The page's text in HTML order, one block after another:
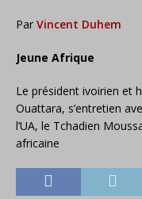
Par Vincent Duhem
Jeune Afrique
Le président ivoirien et
Ouattara, s’entretien
l’UA, le Tchadien
africaine